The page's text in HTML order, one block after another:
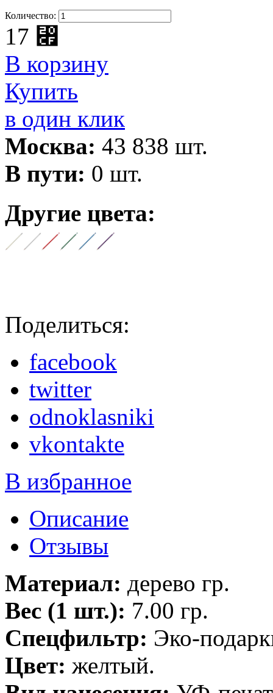
Количество:
17 ⃏
В корзину
Купить
в один клик
Москва: 43 838 шт.
В пути: 0 шт.
Другие цвета:
Поделиться:
facebook
twitter
odnoklasniki
vkontakte
В избранное
Описание
Отзывы
Материал: дерево гр.
Вес (1 шт.): 7.00 гр.
Спецфильтр: Эко-
Цвет: желтый.